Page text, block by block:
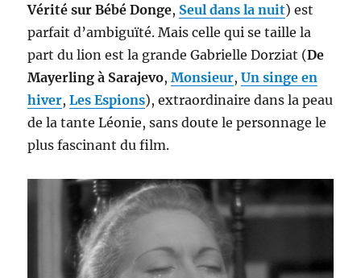
Vérité sur Bébé Donge, Seul dans la nuit) est
parfait d’ambiguïté. Mais celle qui se taille la
part du lion est la grande Gabrielle Dorziat (De
Mayerling à Sarajevo,Monsieur,Un singe en
hiver,Les Espions), extraordinaire dans la peau
de la tante Léonie, sans doute le personnage le
plus fascinant du film.